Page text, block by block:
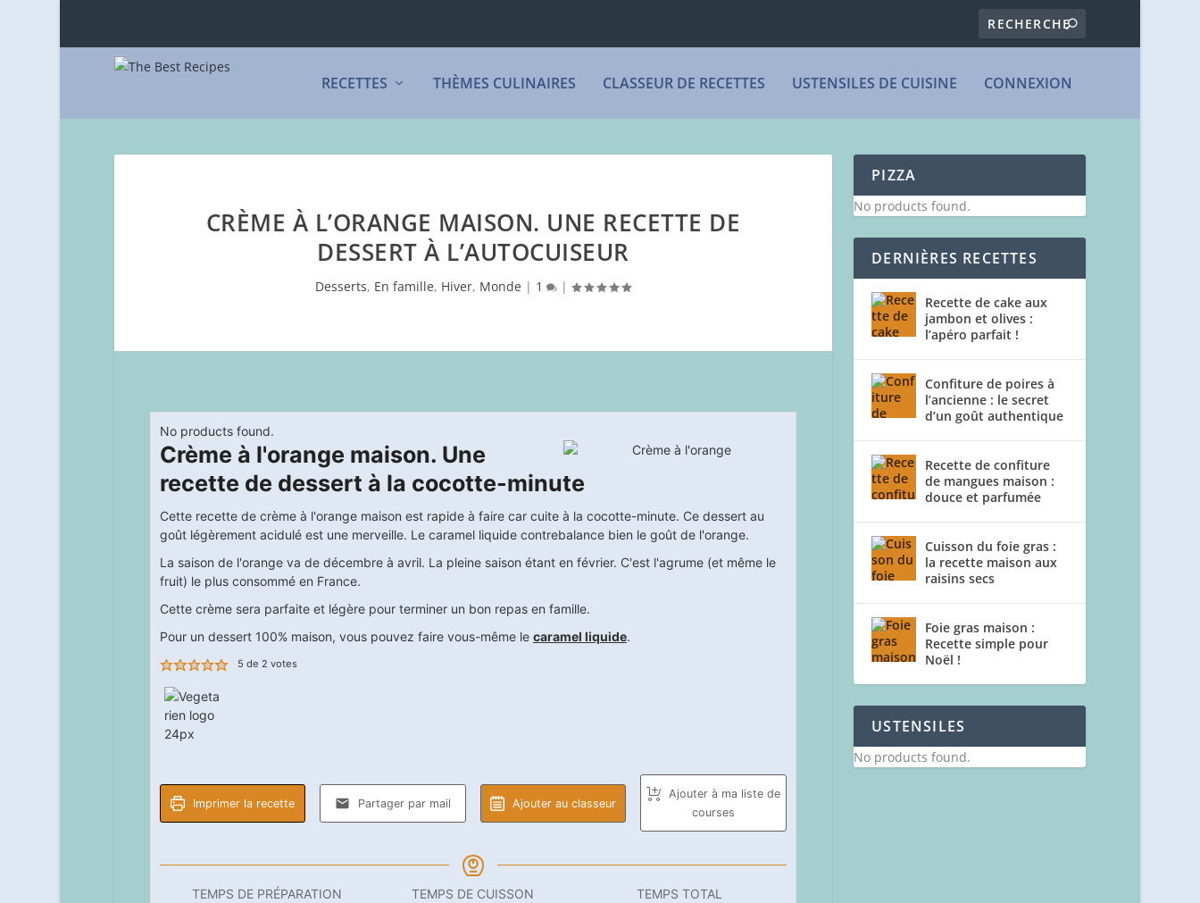
RECETTES THÈMES CULINAIRES CLASSEUR DE RECETTES USTENSILES DE CUISINE CONNEXION
CRÈME À L’ORANGE MAISON. UNE RECETTE DE
DESSERT À L’AUTOCUISEUR
Desserts, En famille, Hiver, Monde | 1 |
No products found.
Crème à l'orange maison. Une
recette de dessert à la cocotte-minute
Cette recette de crème à l'orange maison est rapide à faire car cuite à la cocotte-minute. Ce dessert au
goût légèrement acidulé est une merveille. Le caramel liquide contrebalance bien le goût de l'orange.
La saison de l'orange va de décembre à avril. La pleine saison étant en février. C'est l'agrume (et même le
fruit) le plus consommé en France.
Cette crème sera parfaite et légère pour terminer un bon repas en famille.
Pour un dessert 100% maison, vous pouvez faire vous-même le caramel liquide.
5 de 2 votes
Imprimer la recette Partager par mail Ajouter au classeur
Ajouter à ma liste de
courses
TEMPS DE PRÉPARATION
TEMPS DE CUISSON
TEMPS TOTAL
PIZZA
No products found.
DERNIÈRES RECETTES
Recette de cake aux
jambon et olives :
l’apéro parfait !
Confiture de poires à
l’ancienne : le secret
d’un goût authentique
Recette de confiture
de mangues maison :
douce et parfumée
Cuisson du foie gras :
la recette maison aux
raisins secs
Foie gras maison :
Recette simple pour
Noël !
USTENSILES
No products found.